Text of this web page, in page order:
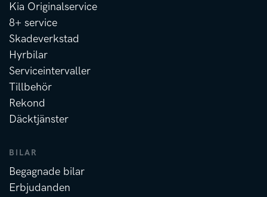
Kia Originalservice
8+ service
Skadeverkstad
Hyrbilar
Serviceintervaller
Tillbehör
Rekond
Däcktjänster
BILAR
Begagnade bilar
Erbjudanden